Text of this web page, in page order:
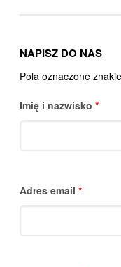
NAPISZ DO NAS
Pola oznaczone
Imię i nazwisko *
Adres email *